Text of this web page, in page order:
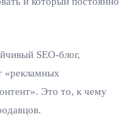
SEO‑блог,
«рекламных
Это то, к чему